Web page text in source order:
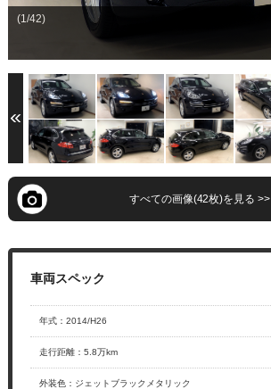
(1/42)
すべての画像(42枚)を見る >>
年式： 2014/H26
走行距離： 5.8万km
外装色 ： ジェットブラックメタリック